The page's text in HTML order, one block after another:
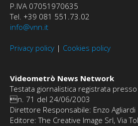
P.IVA 07051970635
Tel. +39 081 551.73.02
info@vnn.it
Privacy policy | Cookies policy
Videometrò News Network
Testata giornalistica registrata
n. 71 del 24/06/2003
Direttore Responsabile: Enzo Agliardi
Editore: The Creative Image Srl, Via